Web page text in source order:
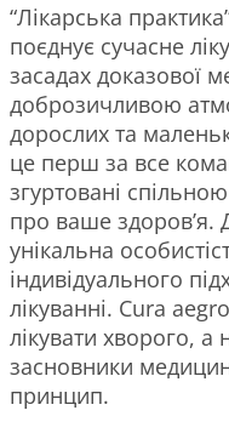
“Лікарська
поєднує сучасне
засадах доказової
доброзичливою
дорослих та
це перш за все
згуртовані
про ваше здоров’я.
унікальна
індивідуального
лікуванні. Cura
лікувати хворого, а
засновники
принцип.